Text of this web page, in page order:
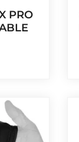
PRO